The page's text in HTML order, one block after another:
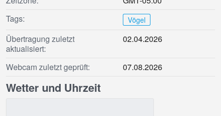
Tags:
Vögel
Übertragung zuletzt
aktualisiert:
02.04.2026
Webcam zuletzt geprüft: 07.08.2026
Wetter und Uhrzeit